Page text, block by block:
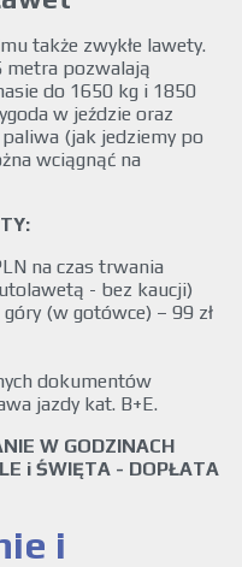
także zwykłe lawety.
metra pozwalają
do 1650 kg i 1850
w jeździe oraz
(jak jedziemy po
wciągnąć na
na czas trwania
- bez kaucji)
(w gotówce) – 99 zł
dokumentów
jazdy kat. B+E.
W GODZINACH
i ŚWIĘTA - DOPŁATA
i